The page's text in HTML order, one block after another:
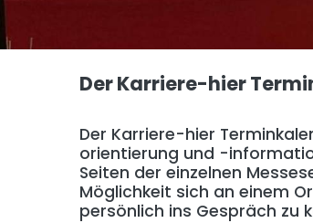
Der Karriere-hier
Der Karriere-hier
orientierung und -
Seiten der einzelnen
Möglichkeit sich an einem
persönlich ins Gespräch zu